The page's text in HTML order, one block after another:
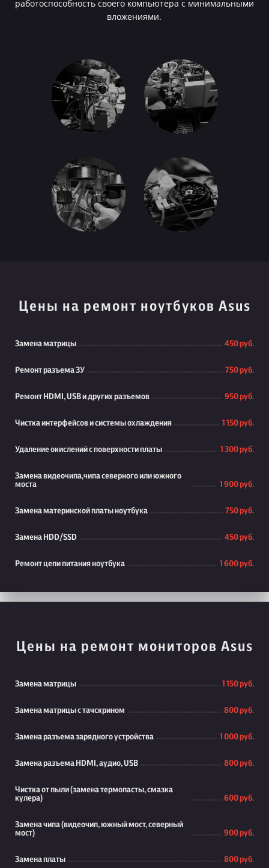
работоспособность своего компьютера с минимальными
вложениями.
Цены на ремонт ноутбуков Asus
Замена матрицы 450 руб.
Ремонт разъема ЗУ 750 руб.
Ремонт HDMI, USB и других разъемов 950 руб.
Чистка интерфейсов и системы охлаждения 1 150 руб.
Удаление окислений с поверхности платы 1 300 руб.
Замена видеочипа,чипа северного или южного
моста
1 900 руб.
Замена материнской платы ноутбука 750 руб.
Замена HDD/SSD 450 руб.
Ремонт цепи питания ноутбука 1 600 руб.
Цены на ремонт мониторов Asus
Замена матрицы 1 150 руб.
Замена матрицы с тачскрином 800 руб.
Замена разъема зарядного устройства 1 000 руб.
Замена разъема HDMI, аудио, USB 800 руб.
Чистка от пыли (замена термопасты, смазка
кулера)
600 руб.
Замена чипа (видеочип, южный мост, северный
мост)
900 руб.
Замена платы 800 руб.